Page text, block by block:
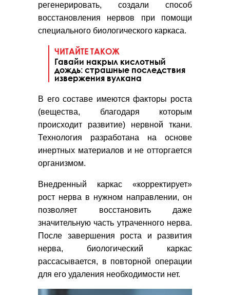
регенерировать, создали способ
восстановления нервов при помощи
специального биологического каркаса.
ЧИТАЙТЕ ТАКОЖ
Гавайи накрыл кислотный
дождь: страшные последствия
извержения вулкана
В его составе имеются факторы роста
(вещества, благодаря которым
происходит развитие) нервной ткани.
Технология разработана на основе
инертных материалов и не отторгается
организмом.
Внедренный каркас «корректирует»
рост нерва в нужном направлении, он
позволяет восстановить даже
значительную часть утраченного нерва.
После завершения роста и развития
нерва, биологический каркас
рассасывается, в повторной операции
для его удаления необходимости нет.